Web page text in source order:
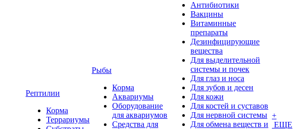
Рептилии
Корма
Террариумы
Рыбы
Корма
Аквариумы
Оборудование
для аквариумов
Средства для
Антибиотики
Вакцины
Витаминные
препараты
Дезинфицирующие
вещества
Для выделительной
системы и почек
Для глаз и носа
Для зубов и десен
Для кожи
Для костей и суставов
Для нервной системы
Для обмена веществ и
+
ЕЩЕ